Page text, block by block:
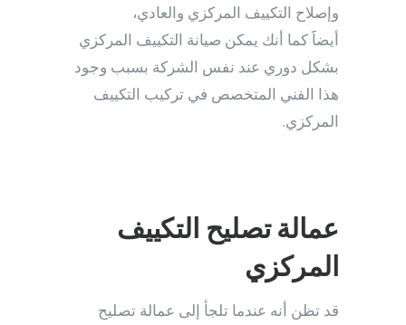
وإصلاح التكييف المركزي والعادي،
أيضاََ كما أنك يمكن صيانة التكييف المركزي
بشكل دوري عند نفس الشركة بسبب وجود
هذا الفني المتخصص في تركيب التكييف
المركزي.
عمالة تصليح التكييف
المركزي
قد تظن أنه عندما تلجأ إلى عمالة تصليح